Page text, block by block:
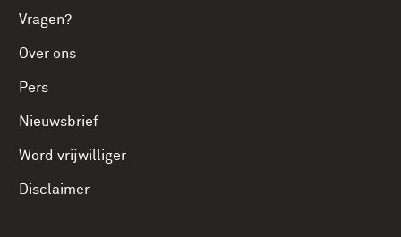
Vragen?
Over ons
Pers
Nieuwsbrief
Word vrijwilliger
Disclaimer